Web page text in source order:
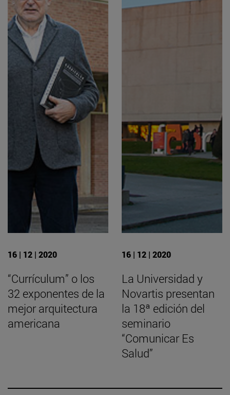
16 | 12 | 2020
“Currículum” o los
32 exponentes de la
mejor arquitectura
americana
16 | 12 | 2020
La Universidad y
Novartis presentan
la 18ª edición del
seminario
“Comunicar Es
Salud”